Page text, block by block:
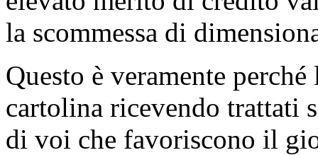
la scommessa di
Questo è veramente
cartolina ricevendo trattati
di voi che favoriscono il